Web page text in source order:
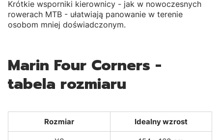
Krótkie wsporniki kierownicy - jak w nowoczesnych
rowerach MTB - ułatwiają panowanie w terenie
osobom mniej doświadczonym.
Marin Four Corners -
tabela rozmiaru
Rozmiar Idealny wzrost